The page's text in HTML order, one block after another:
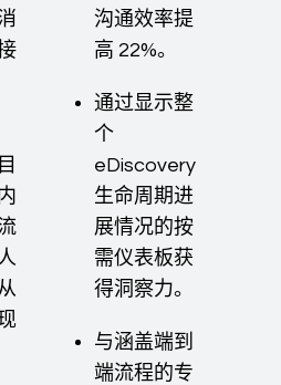
沟通效率提
高 22%。
通过显示整
个
eDiscovery
生命周期进
展情况的按
需仪表板获
得洞察力。
与涵盖端到
端流程的专